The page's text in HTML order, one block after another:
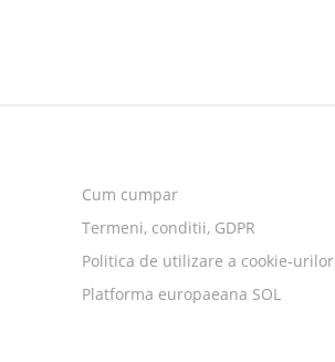
Cum cumpar
Termeni, conditii, GDPR
Politica de utilizare a cookie-urilor
Platforma europaeana SOL